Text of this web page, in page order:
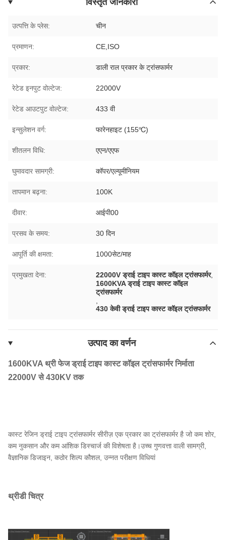
उत्पत्ति के प्लेस: चीन
प्रमाणन: CE,ISO
प्रकार: डाली राल प्रकार के ट्रांसफार्मर
रेटेड इनपुट वोल्टेज: 22000V
रेटेड आउटपुट वोल्टेज: 433 वी
इन्सुलेशन वर्ग: फारेनहाइट (155℃)
शीतलन विधि: एएन/एएफ
घुमावदार सामग्री: कॉपर/एल्यूमीनियम
तापमान बढ़ना: 100K
दीवार: आईपी00
प्रसव के समय: 30 दिन
आपूर्ति की क्षमता: 1000सेट/माह
प्रमुखता देना: 22000V ड्राई टाइप कास्ट कॉइल ट्रांसफार्मर,
1600KVA ड्राई टाइप कास्ट कॉइल
ट्रांसफार्मर
430 केवी ड्राई टाइप कास्ट कॉइल ट्रांसफार्मर
उत्पाद का वर्णन
1600KVA थ्री फेज ड्राई टाइप कास्ट कॉइल ट्रांसफार्मर निर्माता
22000V से 430KV तक
कास्ट रेजिन ड्राई टाइप ट्रांसफार्मर सीरीज़ एक प्रकार का ट्रांसफार्मर है जो कम शोर,
कम नुकसान और कम आंशिक डिस्चार्ज की विशेषता है।उच्च गुणवत्ता वाली सामग्री,
वैज्ञानिक डिजाइन, कठोर शिल्प कौशल, उन्नत परीक्षण विधियां
थ्रीडी चित्र